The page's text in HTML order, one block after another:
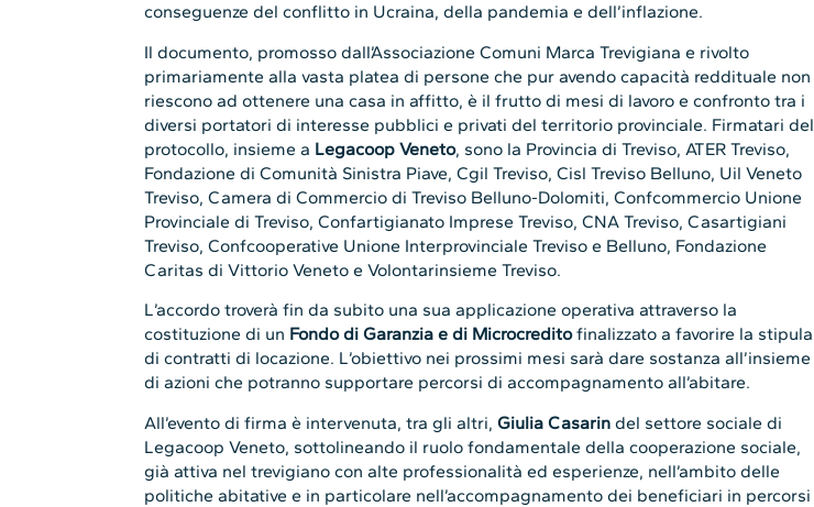
conseguenze del conflitto in Ucraina, della pandemia e dell’inflazione.
Il documento, promosso dall’Associazione Comuni Marca Trevigiana e rivolto
primariamente alla vasta platea di persone che pur avendo capacità reddituale non
riescono ad ottenere una casa in affitto, è il frutto di mesi di lavoro e confronto tra i
diversi portatori di interesse pubblici e privati del territorio provinciale. Firmatari del
protocollo, insieme a Legacoop Veneto, sono la Provincia di Treviso, ATER Treviso,
Fondazione di Comunità Sinistra Piave, Cgil Treviso, Cisl Treviso Belluno, Uil Veneto
Treviso, Camera di Commercio di Treviso Belluno-Dolomiti, Confcommercio Unione
Provinciale di Treviso, Confartigianato Imprese Treviso, CNA Treviso, Casartigiani
Treviso, Confcooperative Unione Interprovinciale Treviso e Belluno, Fondazione
Caritas di Vittorio Veneto e Volontarinsieme Treviso.
L’accordo troverà fin da subito una sua applicazione operativa attraverso la
costituzione di un Fondo di Garanzia e di Microcreditofinalizzato a favorire la stipula
di contratti di locazione. L’obiettivo nei prossimi mesi sarà dare sostanza all’insieme
di azioni che potranno supportare percorsi di accompagnamento all’abitare.
All’evento di firma è intervenuta, tra gli altri,Giulia Casarindel settore sociale di
Legacoop Veneto, sottolineando il ruolo fondamentale della cooperazione sociale,
già attiva nel trevigiano con alte professionalità ed esperienze, nell’ambito delle
politiche abitative e in particolare nell’accompagnamento dei beneficiari in percorsi